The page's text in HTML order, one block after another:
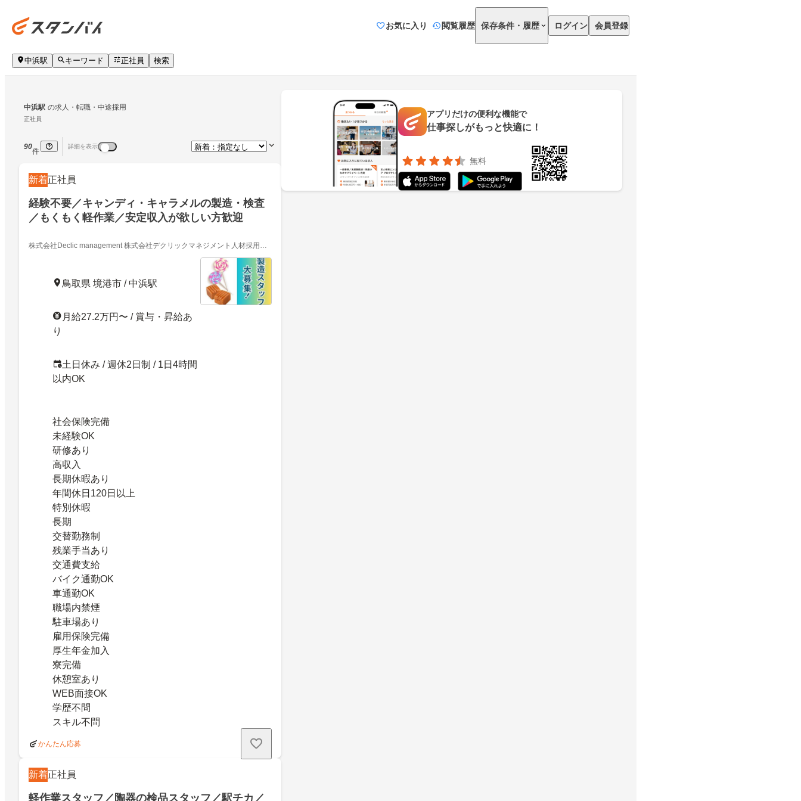
お気に入り 閲覧履歴 保存条件・履歴 ログイン 会員登録
中浜駅 キーワード 正社員 検索
中浜駅 の求人・転職・中途採用
正社員
90
件
詳細を表示
新着正社員
経験不要／キャンディ・キャラメルの製造・検査
／もくもく軽作業／安定収入が欲しい方歓迎
株式会社Declic management 株式会社デクリックマネジメント人材採用部
鳥取県 境港市 / 中浜駅
月給27.2万円〜 / 賞与・昇給あ
り
土日休み / 週休2日制 / 1日4時間
以内OK
社会保険完備
未経験OK
研修あり
高収入
長期休暇あり
年間休日120日以上
特別休暇
長期
交替勤務制
残業手当あり
交通費支給
バイク通勤OK
車通勤OK
職場内禁煙
駐車場あり
雇用保険完備
厚生年金加入
寮完備
休憩室あり
WEB面接OK
学歴不問
スキル不問
かんたん応募
新着正社員
軽作業スタッフ／陶器の検品スタッフ／駅チカ／
アプリだけの便利な機能で
仕事探しがもっと快適に！
無料